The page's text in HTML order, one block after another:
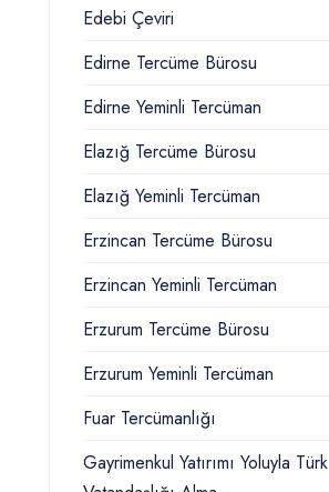
Edebi Çeviri
Edirne Tercüme Bürosu
Edirne Yeminli Tercüman
Elazığ Tercüme Bürosu
Elazığ Yeminli Tercüman
Erzincan Tercüme Bürosu
Erzincan Yeminli Tercüman
Erzurum Tercüme Bürosu
Erzurum Yeminli Tercüman
Fuar Tercümanlığı
Gayrimenkul Yatırımı Yoluyla Türk